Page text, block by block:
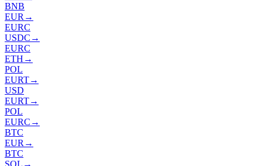
BNB
EUR →
EURC
USDC →
EURC
ETH →
POL
EURT→
USD
EURT→
POL
EURC →
BTC
EUR →
BTC